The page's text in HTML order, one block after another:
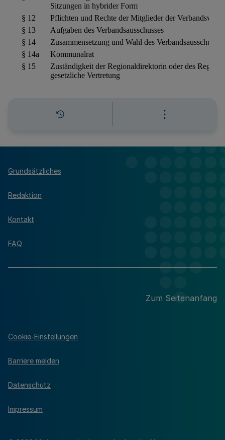
Grundsätzliches
Redaktion
Kontakt
FAQ
Zum Seitenanfang
Cookie-Einstellungen
Barriere melden
Datenschutz
Impressum